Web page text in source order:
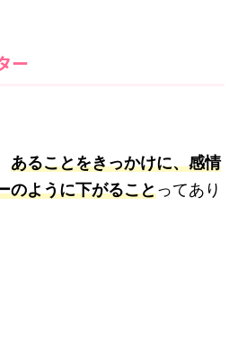
ー
あることをきっかけに、感情
のように下がることってあり